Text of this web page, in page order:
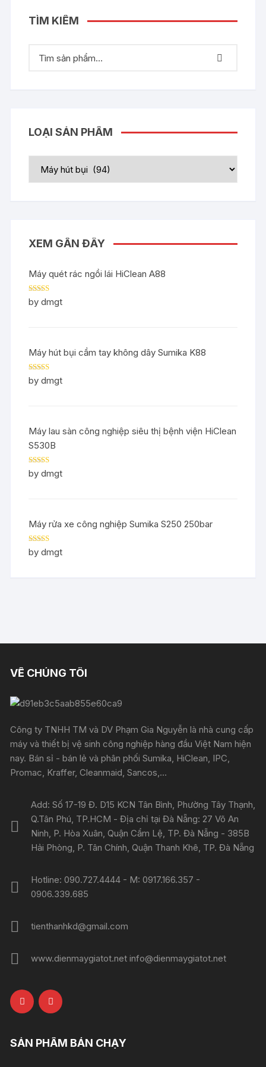
TÌM KIẾM
LOẠI SẢN PHẨM
XEM GẦN ĐÂY
Máy quét rác ngồi lái HiClean A88
Rated5out
of 5
by dmgt
Máy hút bụi cầm tay không dây Sumika K88
Rated5out
of 5
by dmgt
Máy lau sàn công nghiệp siêu thị bệnh viện HiClean
S530B
Rated5out
of 5
by dmgt
Máy rửa xe công nghiệp Sumika S250 250bar
Rated5out
of 5
by dmgt
VỀ CHÚNG TÔI
Công ty TNHH TM và DV Phạm Gia Nguyễn là nhà cung cấp
máy và thiết bị vệ sinh công nghiệp hàng đầu Việt Nam hiện
nay. Bán sỉ - bán lẻ và phân phối Sumika, HiClean, IPC,
Promac, Kraffer, Cleanmaid, Sancos,...
Add: Số 17-19 Đ. D15 KCN Tân Bình, Phường Tây Thạnh,
Q.Tân Phú, TP.HCM - Địa chỉ tại Đà Nẵng: 27 Võ An
Ninh, P. Hòa Xuân, Quận Cẩm Lệ, TP. Đà Nẵng - 385B
Hải Phòng, P. Tân Chính, Quận Thanh Khê, TP. Đà Nẵng
Hotline: 090.727.4444 - M: 0917.166.357 -
0906.339.685
tienthanhkd@gmail.com
www.dienmaygiatot.net info@dienmaygiatot.net
SẢN PHẨM BÁN CHẠY